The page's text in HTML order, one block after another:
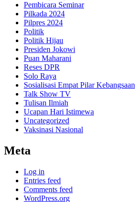
Pembicara Seminar
Pilkada 2024
Pilpres 2024
Politik
Politik Hijau
Presiden Jokowi
Puan Maharani
Reses DPR
Solo Raya
Sosialisasi Empat Pilar Kebangsaan
Talk Show TV
Tulisan Ilmiah
Ucapan Hari Istimewa
Uncategorized
Vaksinasi Nasional
Meta
Log in
Entries feed
Comments feed
WordPress.org